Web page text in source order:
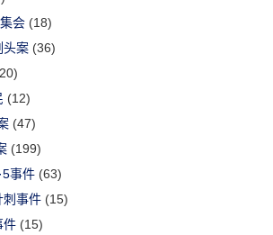
会 (18)
头案 (36)
(12)
(47)
(199)
事件 (63)
刺事件 (15)
件 (15)